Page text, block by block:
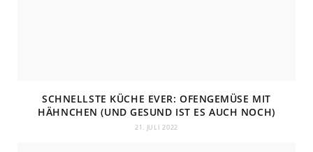
SCHNELLSTE KÜCHE EVER: OFENGEMÜSE MIT
HÄHNCHEN (UND GESUND IST ES AUCH NOCH)
21. JULI 2022